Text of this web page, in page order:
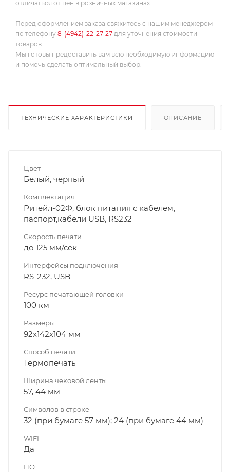
отличаться от цен в розничных магазинах
Перед оформлением заказа свяжитесь с нашим менеджером
по телефону 8-(4942)-22-27-27 для уточнения стоимости
товаров.
Мы готовы предоставить вам всю необходимую информацию
и помочь сделать оптимальный выбор.
ТЕХНИЧЕСКИЕ ХАРАКТЕРИСТИКИ ОПИСАНИЕ
Цвет
Белый, черный
Комплектация
Ритейл-02Ф, блок питания с кабелем,
паспорт,кабели USB, RS232
Скорость печати
до 125 мм/сек
Интерфейсы подключения
RS-232, USB
Ресурс печатающей головки
100 км
Размеры
92х142х104 мм
Способ печати
Термопечать
Ширина чековой ленты
57, 44 мм
Символов в строке
32 (при бумаге 57 мм); 24 (при бумаге 44 мм)
WIFI
Да
ПО